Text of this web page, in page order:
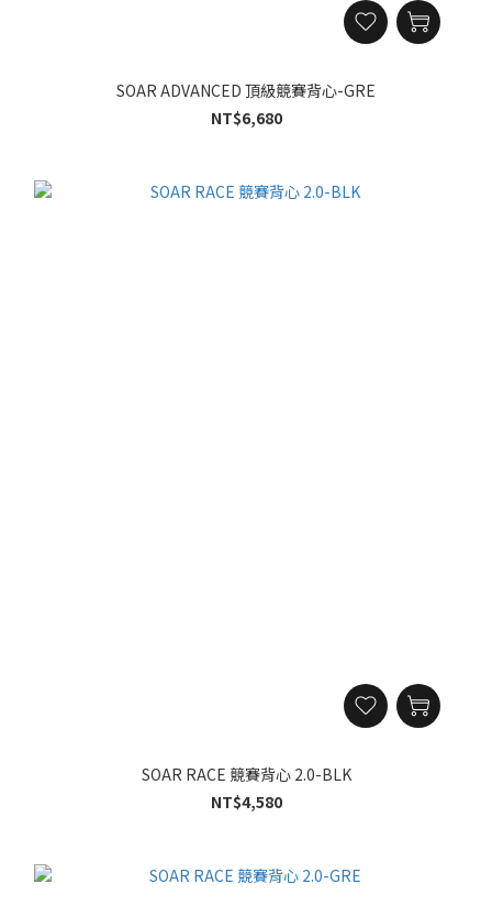
SOAR ADVANCED 頂級競賽背心-GRE
NT$6,680
SOAR RACE 競賽背心 2.0-BLK
NT$4,580